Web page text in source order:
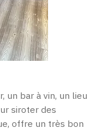
un bar à vin, un lieu
siroter des
offre un très bon